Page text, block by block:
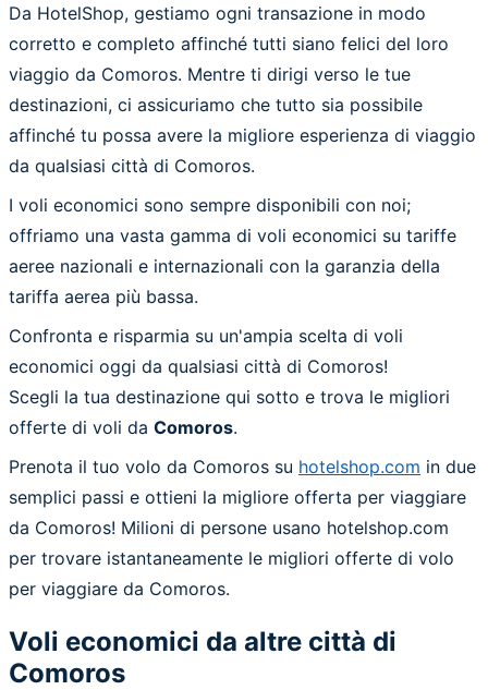
Da HotelShop, gestiamo ogni transazione in modo
corretto e completo affinché tutti siano felici del loro
viaggio da Comoros. Mentre ti dirigi verso le tue
destinazioni, ci assicuriamo che tutto sia possibile
affinché tu possa avere la migliore esperienza di viaggio
da qualsiasi città di Comoros.
I voli economici sono sempre disponibili con noi;
offriamo una vasta gamma di voli economici su tariffe
aeree nazionali e internazionali con la garanzia della
tariffa aerea più bassa.
Confronta e risparmia su un'ampia scelta di voli
economici oggi da qualsiasi città di Comoros!
Scegli la tua destinazione qui sotto e trova le migliori
offerte di voli da Comoros.
Prenota il tuo volo da Comoros su hotelshop.com in due
semplici passi e ottieni la migliore offerta per viaggiare
da Comoros! Milioni di persone usano hotelshop.com
per trovare istantaneamente le migliori offerte di volo
per viaggiare da Comoros.
Voli economici da altre città di
Comoros